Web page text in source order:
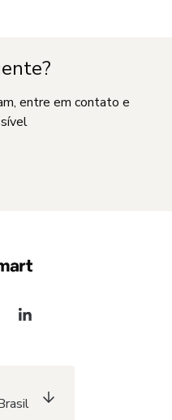
entre em contato e